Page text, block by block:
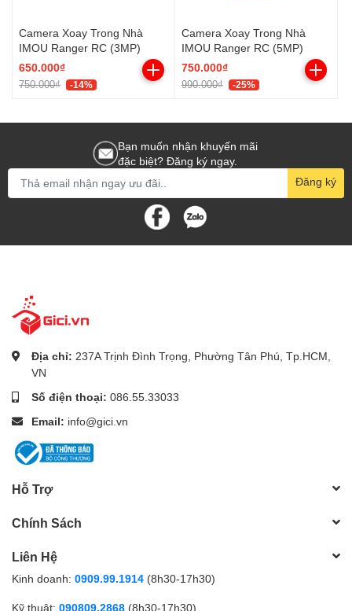
Camera Xoay Trong Nhà
IMOU Ranger RC (3MP)
650.000₫
750.000₫ -14%
Camera Xoay Trong Nhà
IMOU Ranger RC (5MP)
750.000₫
990.000₫ -25%
Bạn muốn nhận khuyến mãi
đặc biệt? Đăng ký ngay.
Đăng ký
Địa chỉ: 237A Trịnh Đình Trọng, Phường Tân Phú, Tp.HCM,
VN
Số điện thoại: 086.55.33033
Email: info@gici.vn
Hỗ Trợ
Chính Sách
Liên Hệ
Kinh doanh: 0909.99.1914 (8h30-17h30)
Kỹ thuật: 090809.2868 (8h30-17h30)